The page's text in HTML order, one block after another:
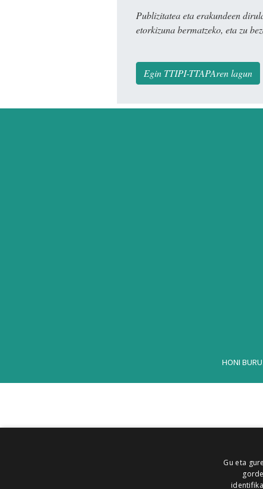
Publizitatea eta erakundeen
etorkizuna bermatzeko, eta zu
Egin TTIPI-TTAPAren lagun
HONI
Gu eta